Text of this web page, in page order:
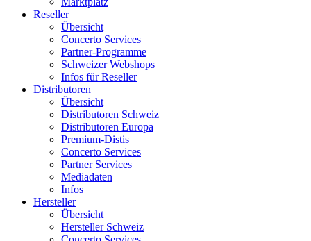
Reseller
Übersicht
Concerto Services
Partner-Programme
Schweizer Webshops
Infos für Reseller
Distributoren
Übersicht
Distributoren Schweiz
Distributoren Europa
Premium-Distis
Concerto Services
Partner Services
Mediadaten
Infos
Hersteller
Übersicht
Hersteller Schweiz